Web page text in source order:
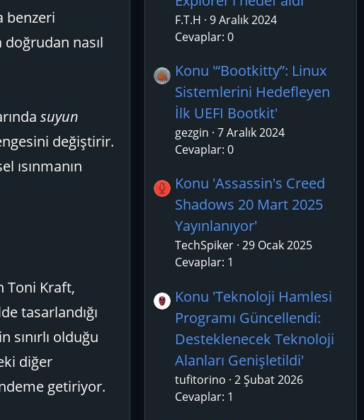
benzeri
nasıl
suyun
değiştirir.
ısınmanın
Toni Kraft,
tasarlandığı
sınırlı olduğu
diğer
getiriyor.
F.T.H 9 Aralık 2024
Cevaplar: 0
Konu '“Bootkitty”: Linux
Sistemlerini Hedefleyen
İlk UEFI Bootkit'
gezgin 7 Aralık 2024
Cevaplar: 0
Konu 'Assassin's Creed
Shadows 20 Mart 2025
Yayınlanıyor'
TechSpiker 29 Ocak 2025
Cevaplar: 1
Konu 'Teknoloji Hamlesi
Programı Güncellendi:
Desteklenecek Teknoloji
Alanları Genişletildi'
tufitorino 2 Şubat 2026
Cevaplar: 1